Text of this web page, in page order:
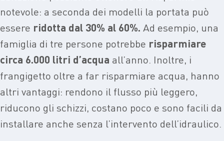
notevole: a seconda dei modelli la portata può
essere ridotta dal 30% al 60%. Ad esempio, una
famiglia di tre persone potrebbe risparmiare
circa 6.000 litri d’acqua all’anno. Inoltre, i
frangigetto oltre a far risparmiare acqua, hanno
altri vantaggi: rendono il flusso più leggero,
riducono gli schizzi, costano poco e sono facili da
installare anche senza l’intervento dell’idraulico.